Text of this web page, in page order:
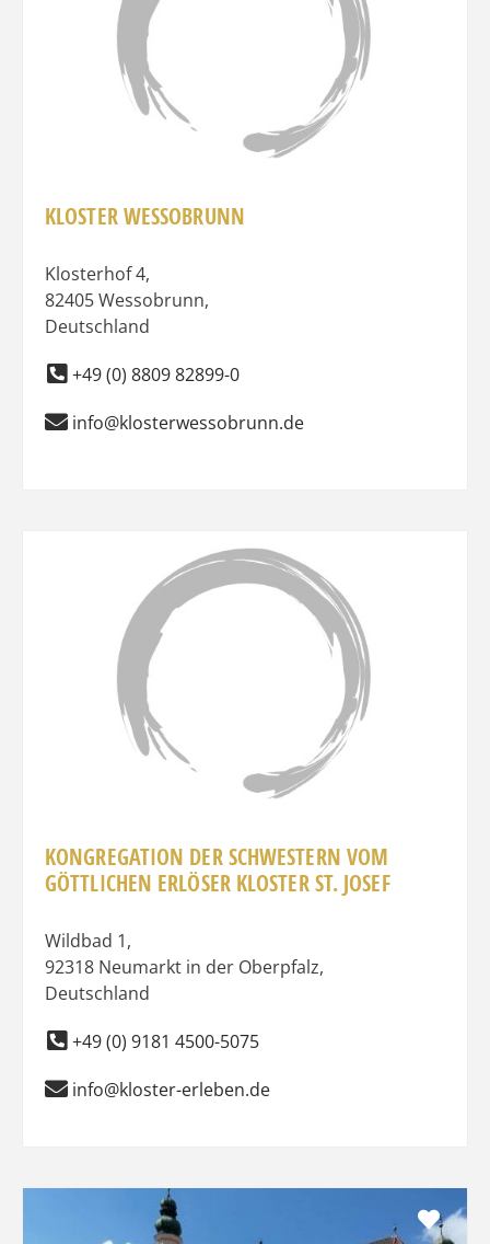
KLOSTER WESSOBRUNN
Klosterhof 4,
82405Wessobrunn,
Deutschland
+49 (0) 8809 82899-0
info@klosterwessobrunn.de
KONGREGATION DER SCHWESTERN VOM
GÖTTLICHEN ERLÖSER KLOSTER ST. JOSEF
Wildbad 1,
92318 Neumarkt in der Oberpfalz,
Deutschland
+49 (0) 9181 4500-5075
info@kloster-erleben.de